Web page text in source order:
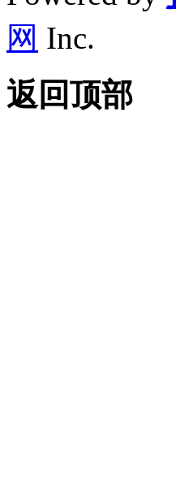
网 Inc.
返回顶部